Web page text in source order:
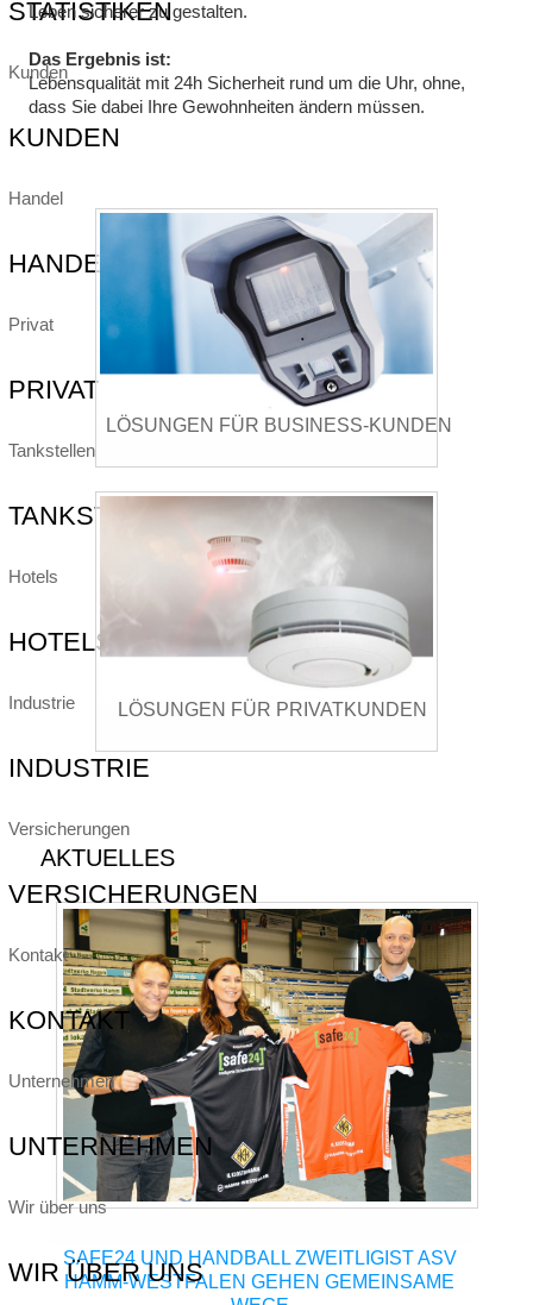
STATISTIKEN
Kunden
KUNDEN
Handel
HANDEL
Privat
PRIVAT
Tankstellen
TANKSTELLEN
Hotels
HOTELS
Industrie
INDUSTRIE
Versicherungen
VERSICHERUNGEN
Kontakt
KONTAKT
Unternehmen
UNTERNEHMEN
Wir über uns
WIR ÜBER UNS
Leben sicherer zu gestalten.
Das Ergebnis ist:
Lebensqualität mit 24h Sicherheit rund um die Uhr, ohne,
dass Sie dabei Ihre Gewohnheiten ändern müssen.
LÖSUNGEN FÜR BUSINESS-KUNDEN
LÖSUNGEN FÜR PRIVATKUNDEN
AKTUELLES
SAFE24 UND HANDBALL ZWEITLIGIST ASV
HAMM-WESTFALEN GEHEN GEMEINSAME